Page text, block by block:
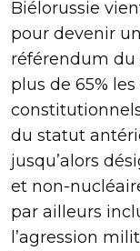
Biélorussie
pour devenir
référendum du
plus de 65%
du statut
jusqu’alors
et non-
par ailleurs
l’agression